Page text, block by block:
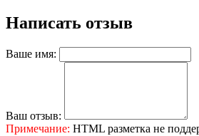
Написать отзыв
Ваше имя:
Ваш отзыв:
Примечание: HTML разметка не